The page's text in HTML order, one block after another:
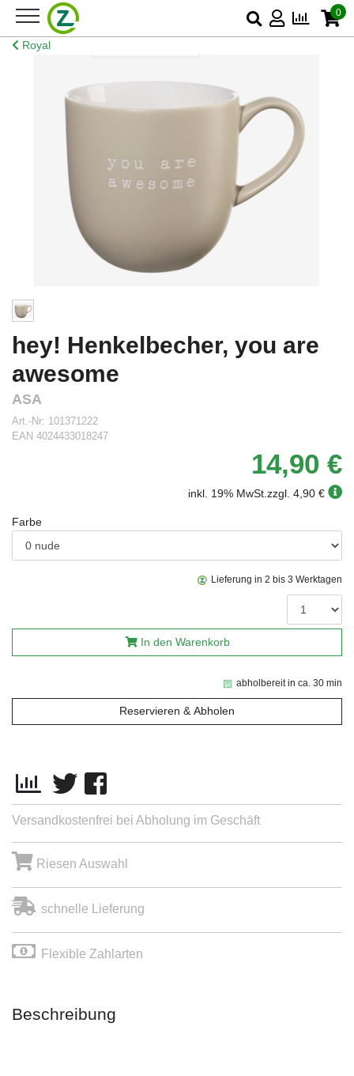
0
Royal
hey! Henkelbecher, you are
awesome
ASA
Art.-Nr: 101371222
EAN 4024433018247
14,90 €
inkl. 19% MwSt.zzgl. 4,90 €
Farbe
abholbereit in ca. 30 min
Reservieren & Abholen
Lieferung in 2 bis 3 Werktagen
In den Warenkorb
Versandkostenfrei bei Abholung im Geschäft
Riesen Auswahl
schnelle Lieferung
Flexible Zahlarten
Beschreibung